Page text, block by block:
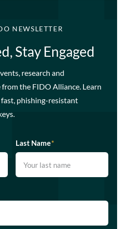
NEWSLETTER
Stay Engaged
research and
the FIDO Alliance. Learn
phishing-resistant
Last Name*